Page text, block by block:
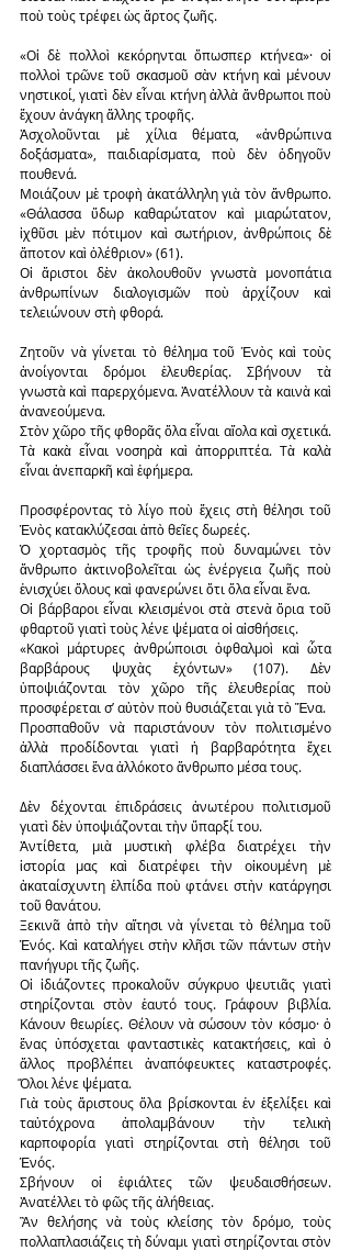
ποὺ τοὺς τρέφει ὡς ἄρτος ζωῆς.
«Οἱ δὲ πολλοὶ κεκόρηνται ὅπωσπερ κτήνεα»· οἱ
πολλοὶ τρῶνε τοῦ σκασμοῦ σὰν κτήνη καὶ μένουν
νηστικοί, γιατὶ δὲν εἶναι κτήνη ἀλλὰ ἄνθρωποι ποὺ
ἔχουν ἀνάγκη ἄλλης τροφῆς.
Ἀσχολοῦνται μὲ χίλια θέματα, «ἀνθρώπινα
δοξάσματα», παιδιαρίσματα, ποὺ δὲν ὁδηγοῦν
πουθενά.
Μοιάζουν μὲ τροφὴ ἀκατάλληλη γιὰ τὸν ἄνθρωπο.
«Θάλασσα ὕδωρ καθαρώτατον καὶ μιαρώτατον,
ἰχθῦσι μὲν πότιμον καὶ σωτήριον, ἀνθρώποις δὲ
ἄποτον καὶ ὀλέθριον» (61).
Οἱ ἄριστοι δὲν ἀκολουθοῦν γνωστὰ μονοπάτια
ἀνθρωπίνων διαλογισμῶν ποὺ ἀρχίζουν καὶ
τελειώνουν στὴ φθορά.
Ζητοῦν νὰ γίνεται τὸ θέλημα τοῦ Ἑνὸς καὶ τοὺς
ἀνοίγονται δρόμοι ἐλευθερίας. Σβήνουν τὰ
γνωστὰ καὶ παρερχόμενα. Ἀνατέλλουν τὰ καινὰ καὶ
ἀνανεούμενα.
Στὸν χῶρο τῆς φθορᾶς ὅλα εἶναι αἴολα καὶ σχετικά.
Τὰ κακὰ εἶναι νοσηρὰ καὶ ἀπορριπτέα. Τὰ καλὰ
εἶναι ἀνεπαρκῆ καὶ ἐφήμερα.
Προσφέροντας τὸ λίγο ποὺ ἔχεις στὴ θέλησι τοῦ
Ἑνὸς κατακλύζεσαι ἀπὸ θεῖες δωρεές.
Ὁ χορτασμὸς τῆς τροφῆς ποὺ δυναμώνει τὸν
ἄνθρωπο ἀκτινοβολεῖται ὡς ἐνέργεια ζωῆς ποὺ
ἐνισχύει ὅλους καὶ φανερώνει ὅτι ὅλα εἶναι ἕνα.
Οἱ βάρβαροι εἶναι κλεισμένοι στὰ στενὰ ὅρια τοῦ
φθαρτοῦ γιατὶ τοὺς λένε ψέματα οἱ αἰσθήσεις.
«Κακοὶ μάρτυρες ἀνθρώποισι ὀφθαλμοὶ καὶ ὦτα
βαρβάρους ψυχὰς ἐχόντων» (107). Δὲν
ὑποψιάζονται τὸν χῶρο τῆς ἐλευθερίας ποὺ
προσφέρεται σ’ αὐτὸν ποὺ θυσιάζεται γιὰ τὸ Ἕνα.
Προσπαθοῦν νὰ παριστάνουν τὸν πολιτισμένο
ἀλλὰ προδίδονται γιατὶ ἡ βαρβαρότητα ἔχει
διαπλάσσει ἕνα ἀλλόκοτο ἄνθρωπο μέσα τους.
Δὲν δέχονται ἐπιδράσεις ἀνωτέρου πολιτισμοῦ
γιατὶ δὲν ὑποψιάζονται τὴν ὕπαρξί του.
Ἀντίθετα, μιὰ μυστικὴ φλέβα διατρέχει τὴν
ἱστορία μας καὶ διατρέφει τὴν οἰκουμένη μὲ
ἀκαταίσχυντη ἐλπίδα ποὺ φτάνει στὴν κατάργησι
τοῦ θανάτου.
Ξεκινᾶ ἀπὸ τὴν αἴτησι νὰ γίνεται τὸ θέλημα τοῦ
Ἑνός. Καὶ καταλήγει στὴν κλῆσι τῶν πάντων στὴν
πανήγυρι τῆς ζωῆς.
Οἱ ἰδιάζοντες προκαλοῦν σύγκρυο ψευτιᾶς γιατὶ
στηρίζονται στὸν ἑαυτό τους. Γράφουν βιβλία.
Κάνουν θεωρίες. Θέλουν νὰ σώσουν τὸν κόσμο· ὁ
ἕνας ὑπόσχεται φανταστικὲς κατακτήσεις, καὶ ὁ
ἄλλος προβλέπει ἀναπόφευκτες καταστροφές.
Ὅλοι λένε ψέματα.
Γιὰ τοὺς ἄριστους ὅλα βρίσκονται ἐν ἐξελίξει καὶ
ταὐτόχρονα ἀπολαμβάνουν τὴν τελικὴ
καρποφορία γιατὶ στηρίζονται στὴ θέλησι τοῦ
Ἑνός.
Σβήνουν οἱ ἐφιάλτες τῶν ψευδαισθήσεων.
Ἀνατέλλει τὸ φῶς τῆς ἀλήθειας.
Ἂν θελήσης νὰ τοὺς κλείσης τὸν δρόμο, τοὺς
πολλαπλασιάζεις τὴ δύναμι γιατὶ στηρίζονται στὸν